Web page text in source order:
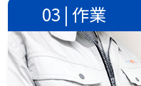
03 | 作業